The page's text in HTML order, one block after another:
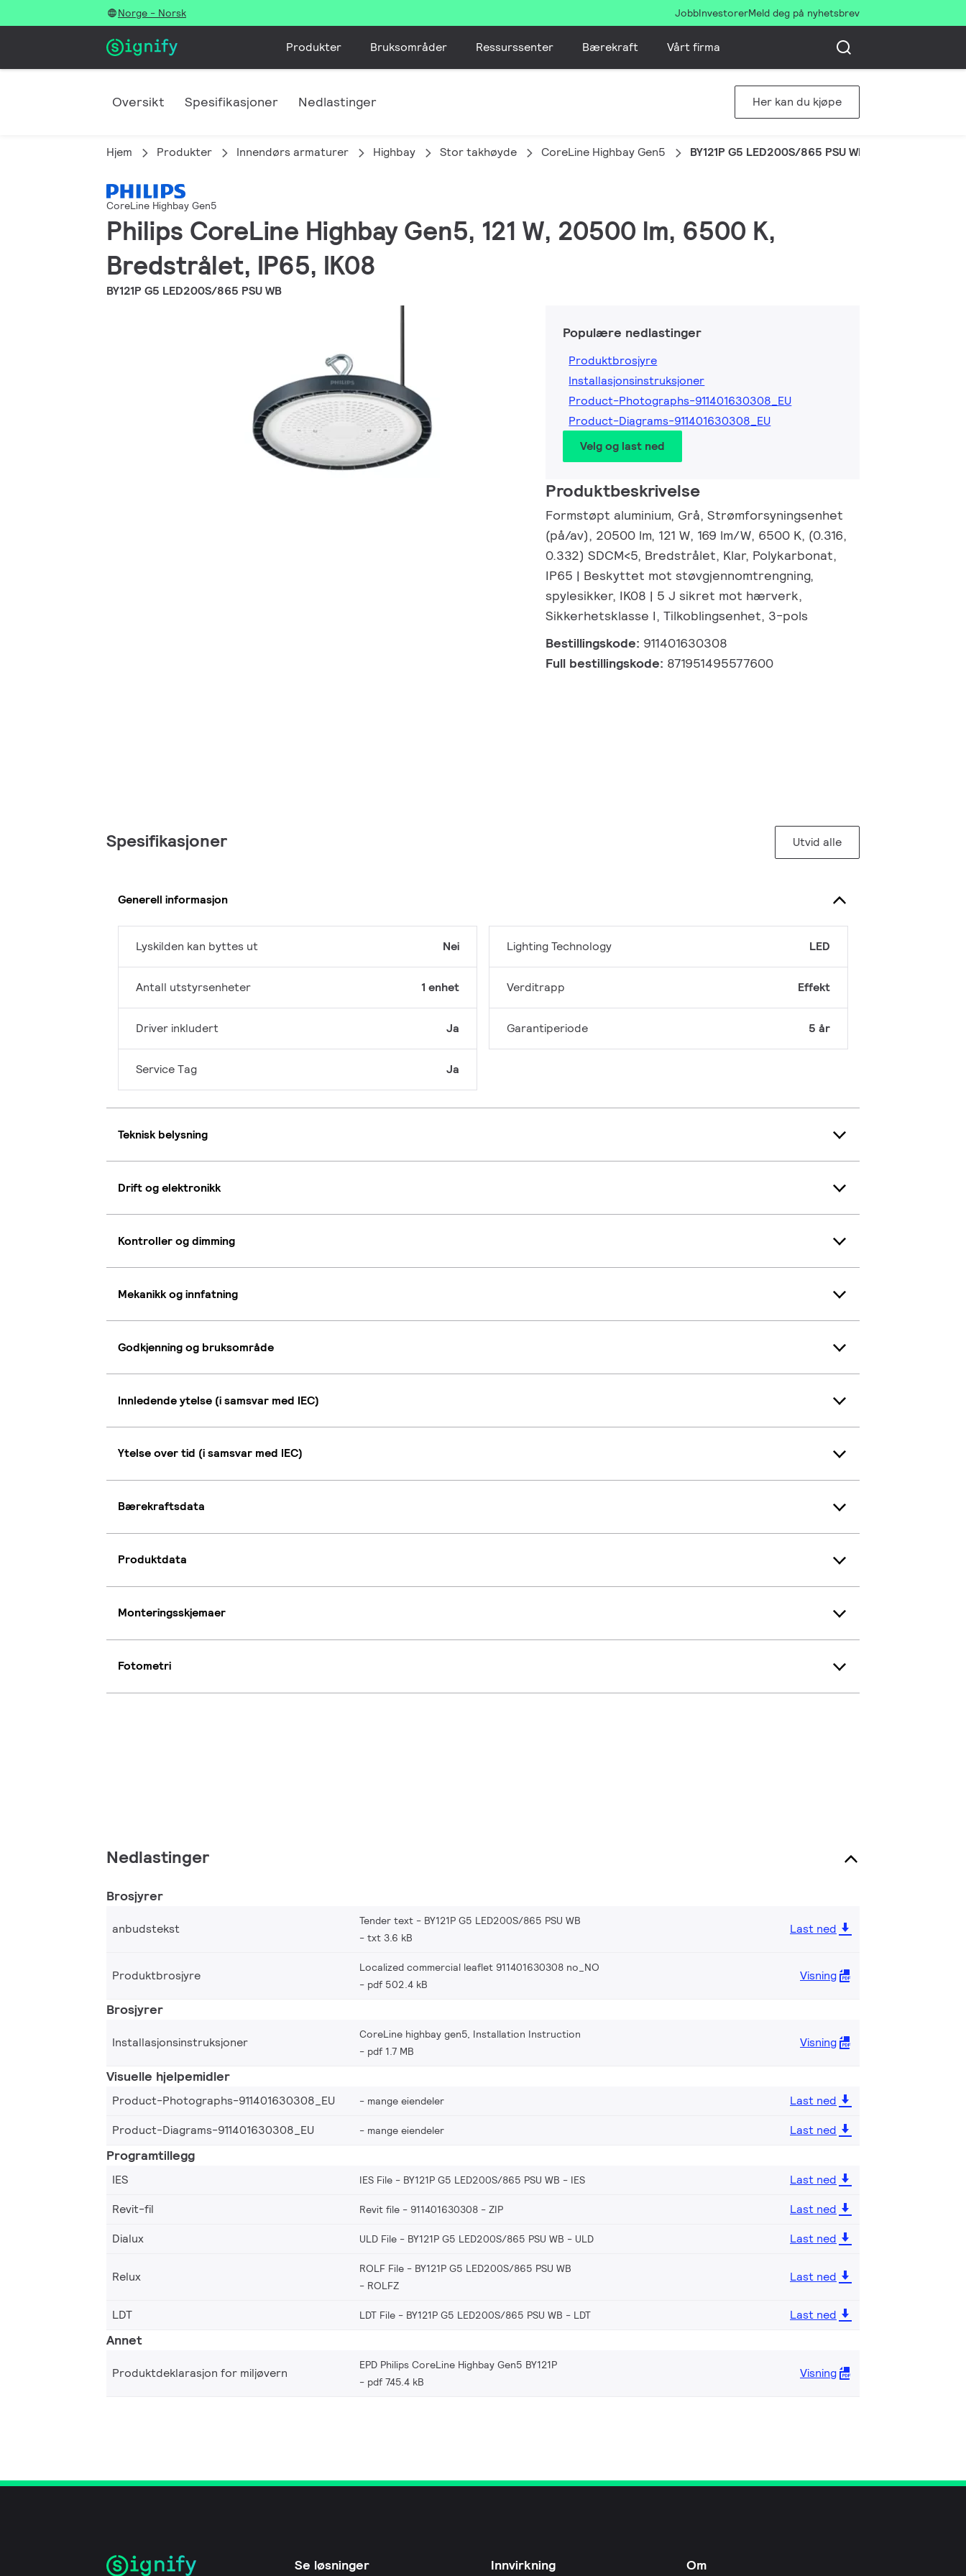
Norge - Norsk JobbInvestorerMeld deg på nyhetsbrev
Produkter Bruksområder Ressurssenter Bærekraft Vårt firma
Oversikt Spesifikasjoner Nedlastinger Her kan du kjøpe
Hjem Produkter Innendørs armaturer Highbay Stor takhøyde CoreLine Highbay Gen5 BY121P G5 LED200S/865 PSU WB
CoreLine Highbay Gen5
Philips CoreLine Highbay Gen5, 121 W, 20500 lm, 6500 K,
Bredstrålet, IP65, IK08
BY121P G5 LED200S/865 PSU WB
Populære nedlastinger
Produktbrosjyre
Installasjonsinstruksjoner
Product-Photographs-911401630308_EU
Product-Diagrams-911401630308_EU
Velg og last ned
Produktbeskrivelse
Formstøpt aluminium, Grå, Strømforsyningsenhet
(på/av), 20500 lm, 121 W, 169 lm/W, 6500 K, (0.316,
0.332) SDCM<5, Bredstrålet, Klar, Polykarbonat,
IP65 | Beskyttet mot støvgjennomtrengning,
spylesikker, IK08 | 5 J sikret mot hærverk,
Sikkerhetsklasse I, Tilkoblingsenhet, 3-pols
Bestillingskode: 911401630308
Full bestillingskode: 871951495577600
Spesifikasjoner Utvid alle
Generell informasjon
Lyskilden kan byttes ut Nei
Antall utstyrsenheter 1 enhet
Driver inkludert Ja
Service Tag Ja
Lighting Technology LED
Verditrapp Effekt
Garantiperiode 5 år
Teknisk belysning
Drift og elektronikk
Kontroller og dimming
Mekanikk og innfatning
Godkjenning og bruksområde
Innledende ytelse (i samsvar med IEC)
Ytelse over tid (i samsvar med IEC)
Bærekraftsdata
Produktdata
Monteringsskjemaer
Fotometri
Nedlastinger
Brosjyrer
anbudstekst
Tender text - BY121P G5 LED200S/865 PSU WB
txt 3.6 kB
Last ned
Produktbrosjyre
Localized commercial leaflet 911401630308 no_NO
pdf 502.4 kB
Visning
Brosjyrer
Installasjonsinstruksjoner
CoreLine highbay gen5, Installation Instruction
pdf 1.7 MB
Visning
Visuelle hjelpemidler
Product-Photographs-911401630308_EU mange eiendeler
Last ned
Product-Diagrams-911401630308_EU
mange eiendeler Last ned
Programtillegg
IES IES File - BY121P G5 LED200S/865 PSU WB IES
Last ned
Revit-fil
Revit file - 911401630308 ZIP
Last ned
Dialux
ULD File - BY121P G5 LED200S/865 PSU WB ULD Last ned
Relux
ROLF File - BY121P G5 LED200S/865 PSU WB
ROLFZ
Last ned
LDT LDT File - BY121P G5 LED200S/865 PSU WB LDT Last ned
Annet
Produktdeklarasjon for miljøvern
EPD Philips CoreLine Highbay Gen5 BY121P
pdf 745.4 kB
Visning
Se løsninger Innvirkning Om